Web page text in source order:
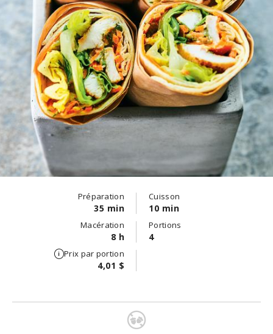
Préparation
35 min
Cuisson
10 min
Macération
8 h
Portions
4
Prix par portion
4,01 $